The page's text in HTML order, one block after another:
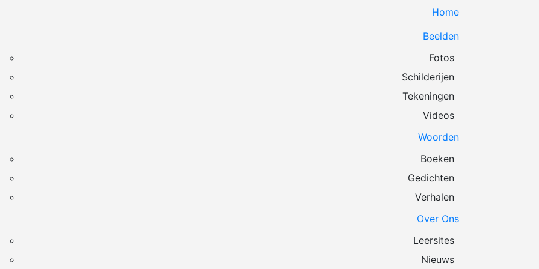
Home
Beelden
Fotos
Schilderijen
Tekeningen
Videos
Woorden
Boeken
Gedichten
Verhalen
Over Ons
Leersites
Nieuws